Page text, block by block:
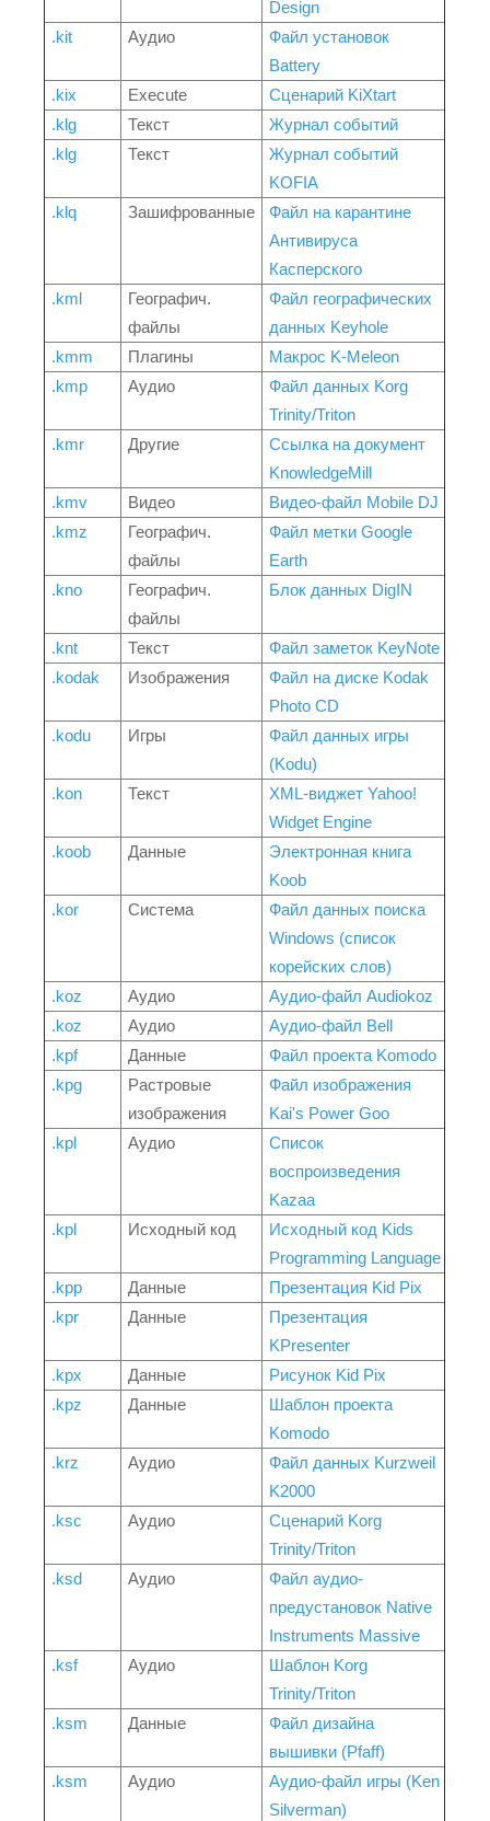
Design
.kit
Аудио
Файл установок
Battery
.kix
Execute
Сценарий KiXtart
.klg
Текст
Журнал событий
.klg
Текст
Журнал событий
KOFIA
.klq
Зашифрованные
Файл на карантине
Антивируса
Касперского
.kml
Географич.
файлы
Файл географических
данных Keyhole
.kmm
Плагины
Макрос K-Meleon
.kmp
Аудио
Файл данных Korg
Trinity/Triton
.kmr
Другие
Ссылка на документ
KnowledgeMill
.kmv
Видео
Видео-файл Mobile DJ
.kmz
Географич.
файлы
Файл метки Google
Earth
.kno
Географич.
файлы
Блок данных DigIN
.knt Текст
Файл заметок KeyNote
.kodak
Изображения
Файл на диске Kodak
Photo CD
.kodu
Игры
Файл данных игры
(Kodu)
.kon
Текст
XML-виджет Yahoo!
Widget Engine
.koob
Данные
Электронная книга
Koob
.kor
Система
Файл данных поиска
Windows (список
корейских слов)
.koz
Аудио
Аудио-файл Audiokoz
.koz
Аудио
Аудио-файл Bell
.kpf
Данные
Файл проекта Komodo
.kpg
Растровые
изображения
Файл изображения
Kai's Power Goo
.kpl
Аудио
Список
воспроизведения
Kazaa
.kpl
Исходный код
Исходный код Kids
Programming Language
.kpp
Данные
Презентация Kid Pix
.kpr
Данные
Презентация
KPresenter
.kpx
Данные
Рисунок Kid Pix
.kpz
Данные
Шаблон проекта
Komodo
.krz
Аудио
Файл данных Kurzweil
K2000
.ksc
Аудио
Сценарий Korg
Trinity/Triton
.ksd
Аудио
Файл аудио-
предустановок Native
Instruments Massive
.ksf
Аудио
Шаблон Korg
Trinity/Triton
.ksm
Данные
Файл дизайна
вышивки (Pfaff)
.ksm
Аудио
Аудио-файл игры (Ken
Silverman)